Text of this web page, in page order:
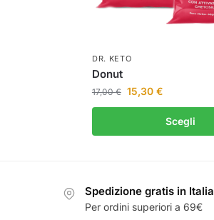
DR. KETO
Donut
17,00€ 15,30 €
Scegli
Spedizione gratis in Italia
Per ordini superiori a 69€